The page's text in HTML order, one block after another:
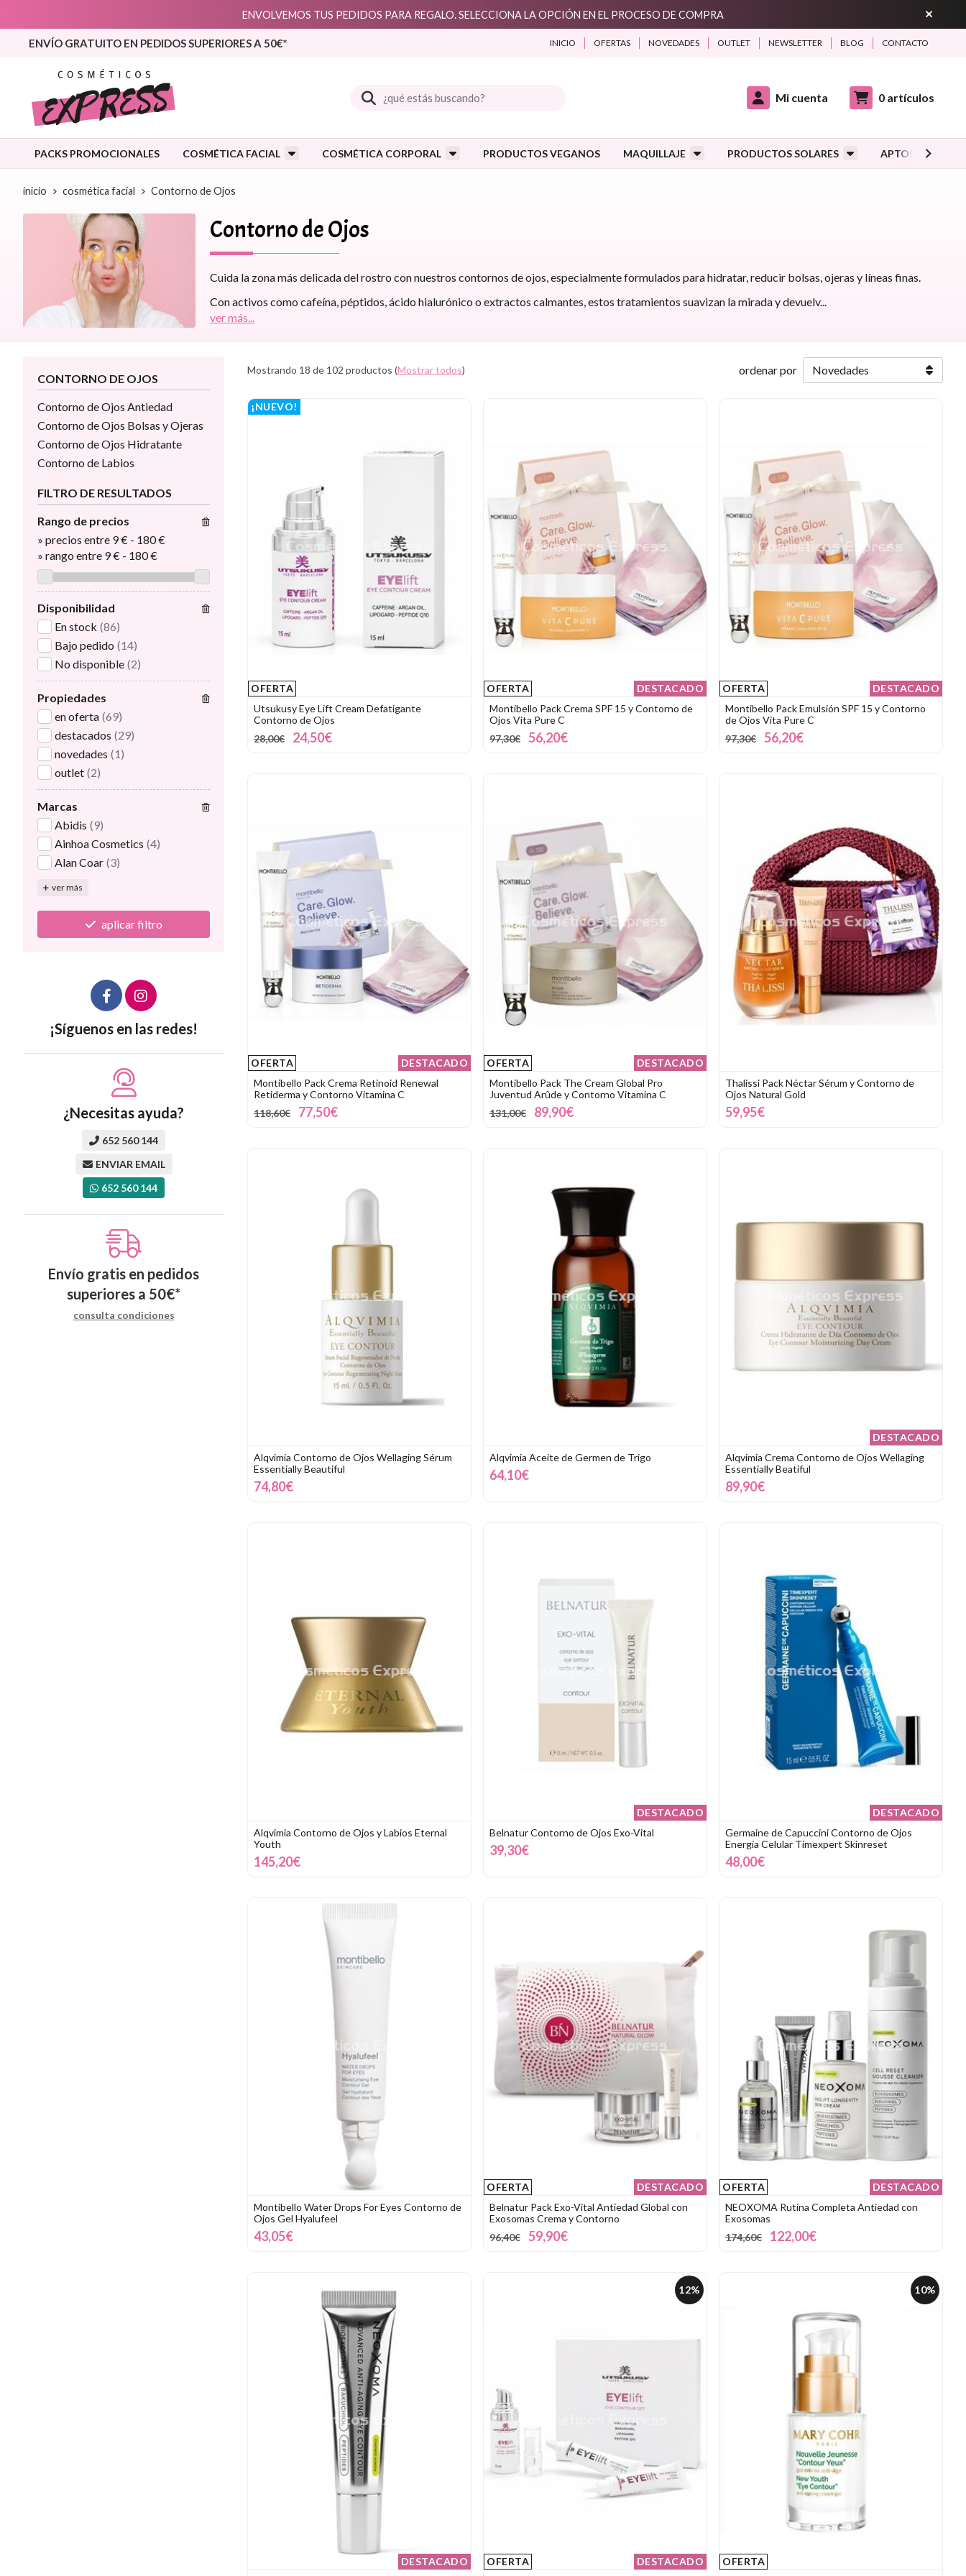
ENVOLVEMOS TUS PEDIDOS PARA REGALO. SELECCIONA LA OPCIÓN EN EL PROCESO DE COMPRA
ENVÍO GRATUITO EN PEDIDOS SUPERIORES A 50€* INICIO OFERTAS NOVEDADES OUTLET NEWSLETTER BLOG CONTACTO
Buscar Mi cuenta 0 artículos
PACKS PROMOCIONALES COSMÉTICA FACIAL COSMÉTICA CORPORAL PRODUCTOS VEGANOS MAQUILLAJE PRODUCTOS SOLARES APTOS
inicio cosmética facial Contorno de Ojos
Contorno de Ojos
Cuida la zona más delicada del rostro con nuestros contornos de ojos, especialmente formulados para hidratar, reducir bolsas, ojeras y líneas finas.
Con activos como cafeína, péptidos, ácido hialurónico o extractos calmantes, estos tratamientos suavizan la mirada y devuelv...
ver más...
Mostrando 18 de 102 productos (Mostrar todos) ordenar por
OFERTA
¡NUEVO!
Utsukusy Eye Lift Cream Defatigante
Contorno de Ojos
28,00€
24,50€
OFERTA
DESTACADO
Montibello Pack Crema SPF 15 y Contorno de
Ojos Vita Pure C
97,30€
56,20€
OFERTA
DESTACADO
Montibello Pack Emulsión SPF 15 y Contorno
de Ojos Vita Pure C
97,30€
56,20€
OFERTA
DESTACADO
Montibello Pack Crema Retinoid Renewal
Retiderma y Contorno Vitamina C
118,60€
77,50€
OFERTA
DESTACADO
Montibello Pack The Cream Global Pro
Juventud Arûde y Contorno Vitamina C
131,00€
89,90€
Thalissi Pack Néctar Sérum y Contorno de
Ojos Natural Gold
59,95€
Alqvimia Contorno de Ojos Wellaging Sérum
Essentially Beautiful
74,80€
Alqvimia Aceite de Germen de Trigo
64,10€
DESTACADO
Alqvimia Crema Contorno de Ojos Wellaging
Essentially Beatiful
89,90€
Alqvimia Contorno de Ojos y Labios Eternal
Youth
145,20€
DESTACADO
Belnatur Contorno de Ojos Exo-Vital
39,30€
DESTACADO
Germaine de Capuccini Contorno de Ojos
Energía Celular Timexpert Skinreset
48,00€
Montibello Water Drops For Eyes Contorno de
Ojos Gel Hyalufeel
43,05€
OFERTA
DESTACADO
Belnatur Pack Exo-Vital Antiedad Global con
Exosomas Crema y Contorno
96,40€
59,90€
OFERTA
DESTACADO
NEOXOMA Rutina Completa Antiedad con
Exosomas
174,60€
122,00€
DESTACADO
12%
OFERTA
DESTACADO
10%
OFERTA
CONTORNO DE OJOS
Contorno de Ojos Antiedad
Contorno de Ojos Bolsas y Ojeras
Contorno de Ojos Hidratante
Contorno de Labios
FILTRO DE RESULTADOS
Rango de precios
» precios entre 9 € - 180 €
» rango entre 9€ - 180€
Disponibilidad
En stock (86)
Bajo pedido (14)
No disponible (2)
Propiedades
en oferta (69)
destacados (29)
novedades (1)
outlet (2)
Marcas
Abidis (9)
Ainhoa Cosmetics (4)
Alan Coar (3)
ver más
aplicar filtro
¡Síguenos en las redes!
¿Necesitas ayuda?
652 560 144
ENVIAR EMAIL
652 560 144
Envío gratis en pedidos
superiores a 50€*
consulta condiciones